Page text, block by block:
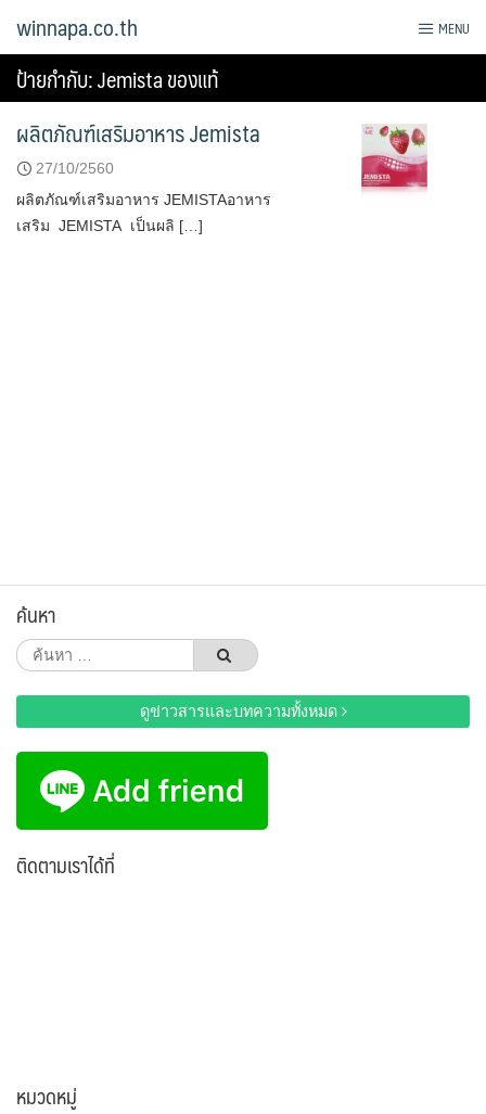
winnapa.co.th MENU
ป้ายกำกับ:Jemista ของแท้
ผลิตภัณฑ์เสริมอาหาร Jemista
27/10/2560
ผลิตภัณฑ์เสริมอาหาร JEMISTAอาหาร
เสริม JEMISTA เป็นผลิ […]
ค้นหา
ค้นหา
สำหรับ:
ดูข่าวสารและบทความทั้งหมด
ติดตามเราได้ที่
หมวดหมู่